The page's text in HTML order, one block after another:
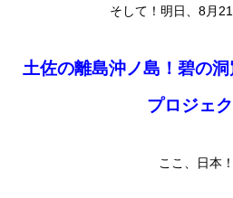
そして！明日、8月
土佐の離島沖ノ島！碧の
プロジェ
ここ、日本